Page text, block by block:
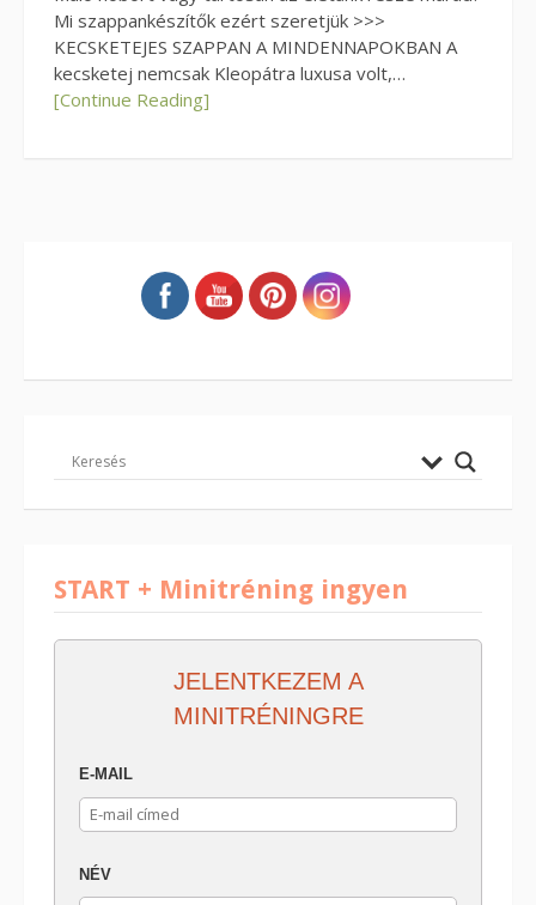
Mi szappankészítők ezért szeretjük >>>
KECSKETEJES SZAPPAN A MINDENNAPOKBAN A
kecsketej nemcsak Kleopátra luxusa volt,…
[Continue Reading]
START + Minitréning ingyen
JELENTKEZEM A
MINITRÉNINGRE
E-MAIL
NÉV